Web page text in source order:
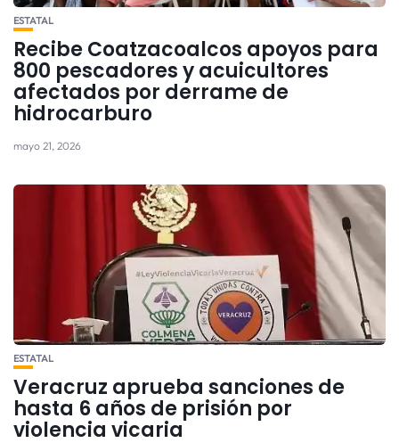
ESTATAL
Recibe Coatzacoalcos apoyos para
800 pescadores y acuicultores
afectados por derrame de
hidrocarburo
mayo 21, 2026
ESTATAL
Veracruz aprueba sanciones de
hasta 6 años de prisión por
violencia vicaria